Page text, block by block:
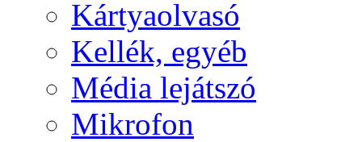
Kártyaolvasó
Kellék, egyéb
Média lejátszó
Mikrofon